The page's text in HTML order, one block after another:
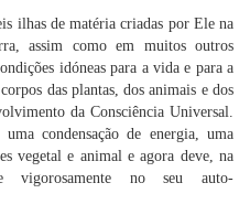
ilhas de matéria criadas por Ele na
assim como em muitos outros
idóneas para a vida e para a
das plantas, dos animais e dos
da Consciência Universal.
condensação de energia, uma
vegetal e animal e agora deve, na
vigorosamente no seu auto-